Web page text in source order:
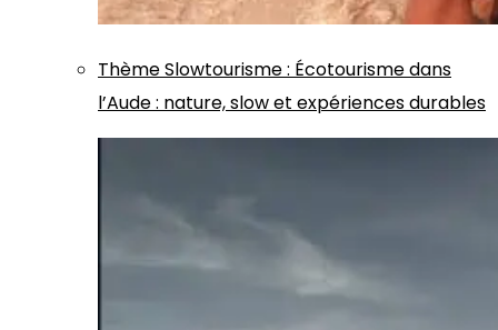
ThèmeSlowtourisme: Écotourisme dans
l’Aude : nature, slow et expériences durables